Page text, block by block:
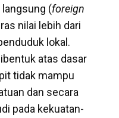
(foreign
nilai lebih dari
lokal.
atas dasar
tidak mampu
dan secara
pada kekuatan-